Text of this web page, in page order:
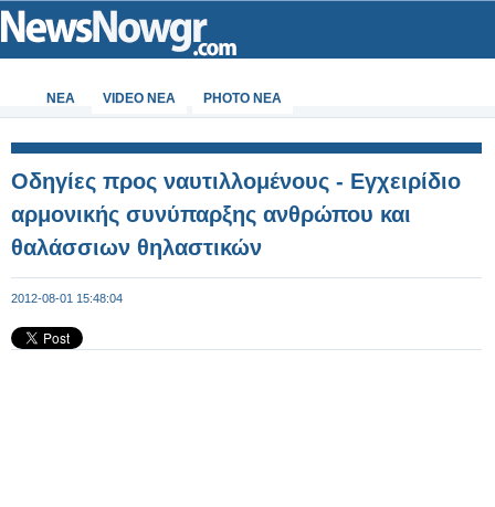
ΝΕΑ VIDEO NEA PHOTO NEA
Οδηγίες προς ναυτιλλομένους - Εγχειρίδιο
αρμονικής συνύπαρξης ανθρώπου και
θαλάσσιων θηλαστικών
2012-08-01 15:48:04